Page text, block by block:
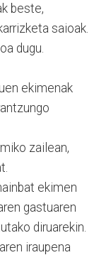
beste,
saioak.
dugu.
ekimenak
zailean,
ekimen
gastuaren
diruarekin.
iraupena